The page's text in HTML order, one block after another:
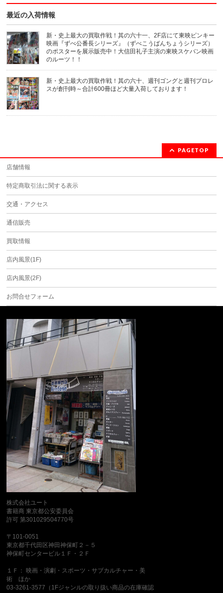
開
き
ま
す)
最近の入荷情報
新・史上最大の買取作戦！其の六十一、2F店にて東映ピンキー
映画『ずべ公番長シリーズ』（ずべこうばんちょうシリーズ）
のポスターを展示販売中！大信田礼子主演の東映スケバン映画
のルーツ！！
新・史上最大の買取作戦！其の六十、週刊ゴングと週刊プロレ
スが創刊時～合計600冊ほど大量入荷しております！
PAGETOP
店舗情報
特定商取引法に関する表示
交通・アクセス
通信販売
買取情報
店内風景(1F)
店内風景(2F)
お問合せフォーム
株式会社ユート
書籍商 東京都公安委員会
許可 第301029504770号
〒101-0051
東京都千代田区神田神保町２－５
神保町センタービル１Ｆ・２Ｆ
１Ｆ： 映画・演劇・スポーツ・サブカルチャー・美
術 ほか
03-3261-3577（1Fジャンルの取り扱い商品の在庫確認